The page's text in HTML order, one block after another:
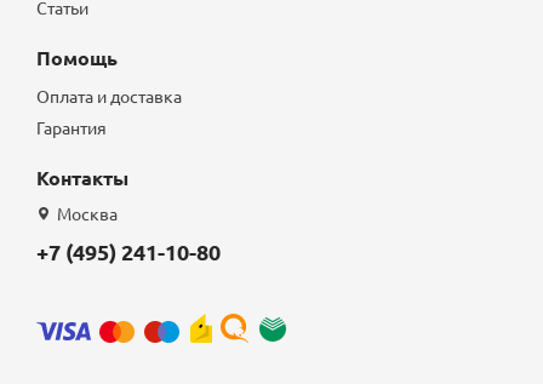
Статьи
Помощь
Оплата и доставка
Гарантия
Контакты
Москва
+7 (495) 241-10-80